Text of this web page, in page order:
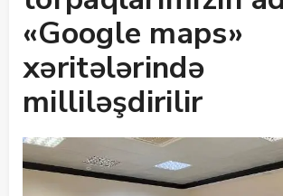
«Google maps»
xəritələrində
milliləşdirilir